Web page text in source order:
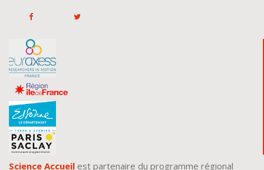
Science Accueil est partenaire du programme régional